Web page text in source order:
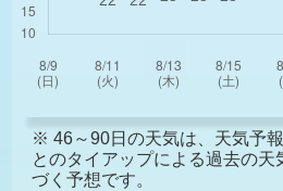
※ 46～90日の天気は、天気予
とのタイアップによる過去の天
づく予想です。